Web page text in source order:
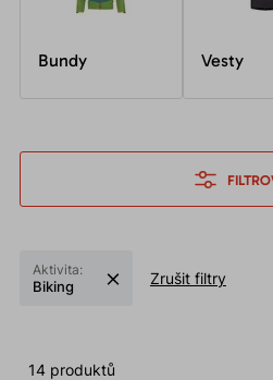
Bundy Vesty
Aktivita:
Biking Zrušit filtry
14 produktů